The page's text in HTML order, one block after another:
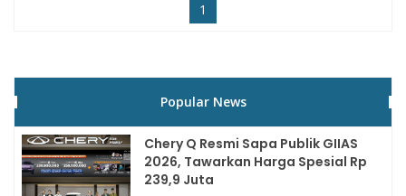
1
Popular News
Chery Q Resmi Sapa Publik GIIAS
2026, Tawarkan Harga Spesial Rp
239,9 Juta